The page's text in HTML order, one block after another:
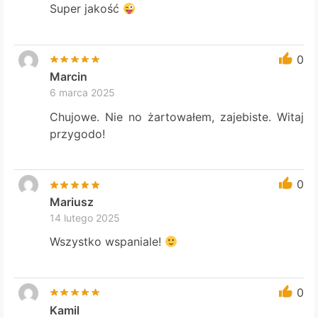
Super jakość
0
Marcin
6 marca 2025
Chujowe. Nie no żartowałem, zajebiste. Witaj
przygodo!
0
Mariusz
14 lutego 2025
Wszystko wspaniale!
0
Kamil